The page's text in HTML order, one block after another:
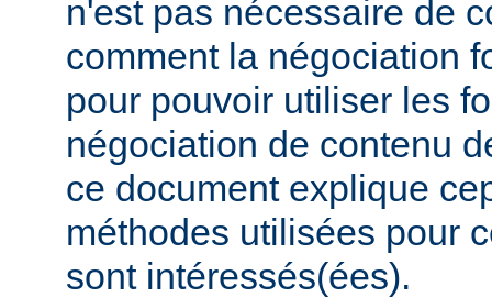
n'est pas nécessaire de
comment la négociation
pour pouvoir utiliser les
négociation de contenu
ce document explique
méthodes utilisées pour
sont intéressés(ées).